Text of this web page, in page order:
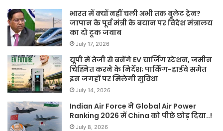
भारत में क्यों नहीं चली अभी तक बुलेट ट्रेन?
जापान के पूर्व मंत्री के बयान पर विदेश मंत्रालय
का दो टूक जवाब
July 17, 2026
यूपी में तेजी से बनेंगे EV चार्जिंग स्टेशन, जमीन
चिह्नित करने के निर्देश; पार्किंग-हाईवे समेत
इन जगहों पर मिलेगी सुविधा
July 14, 2026
Indian Air Force ने Global Air Power
Ranking 2026 में China को पीछे छोड़ दिया..!
July 8, 2026